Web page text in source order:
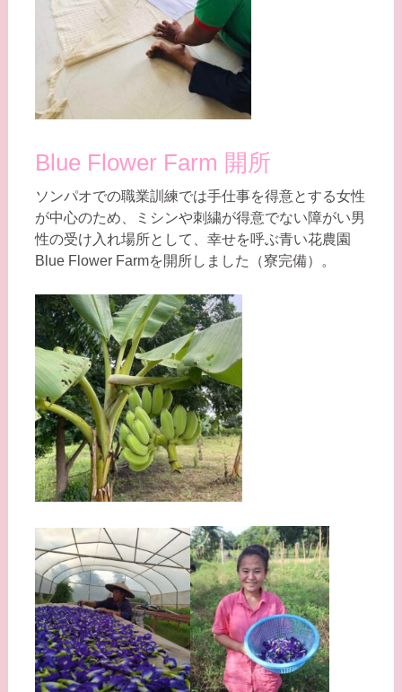
Blue Flower Farm 開所
ソンパオでの職業訓練では手仕事を得意とする女性
が中心のため、ミシンや刺繍が得意でない障がい男
性の受け入れ場所として、幸せを呼ぶ青い花農園
Blue Flower Farmを開所しました（寮完備）。